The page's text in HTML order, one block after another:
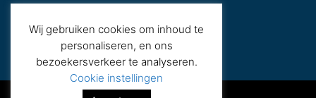
Allgemeine Bedingungen
Cookie-Politik
Werken bij
© ALPHA PRODUCTIES 2025
Wij gebruiken cookies om inhoud te
personaliseren, en ons
bezoekersverkeer te analyseren.
Cookie instellingen